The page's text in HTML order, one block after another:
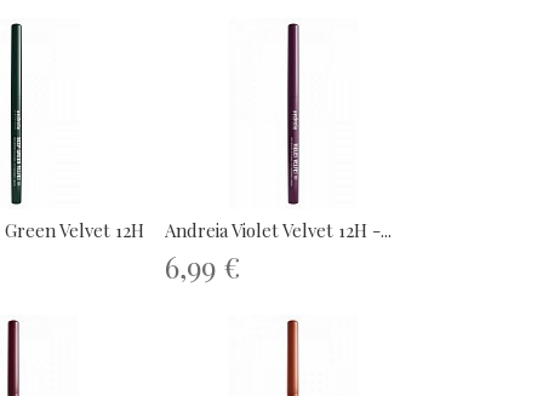
Velvet 12H -...Andreia Violet Velvet 12H -...
6,99 €